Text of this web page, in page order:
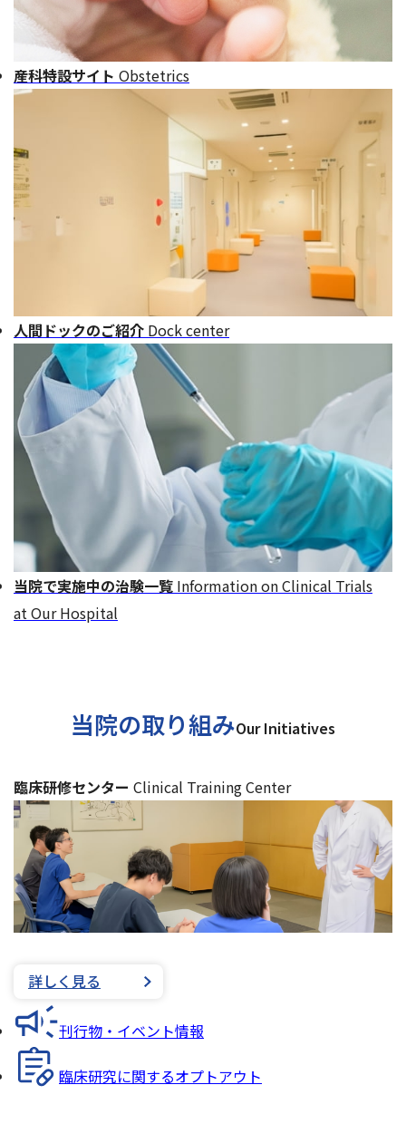
産科特設サイト Obstetrics
人間ドックのご紹介 Dock center
当院で実施中の治験一覧 Information on Clinical Trials
at Our Hospital
当院の取り組みOur Initiatives
臨床研修センター Clinical Training Center
詳しく見る
刊行物・イベント情報
臨床研究に関するオプトアウト